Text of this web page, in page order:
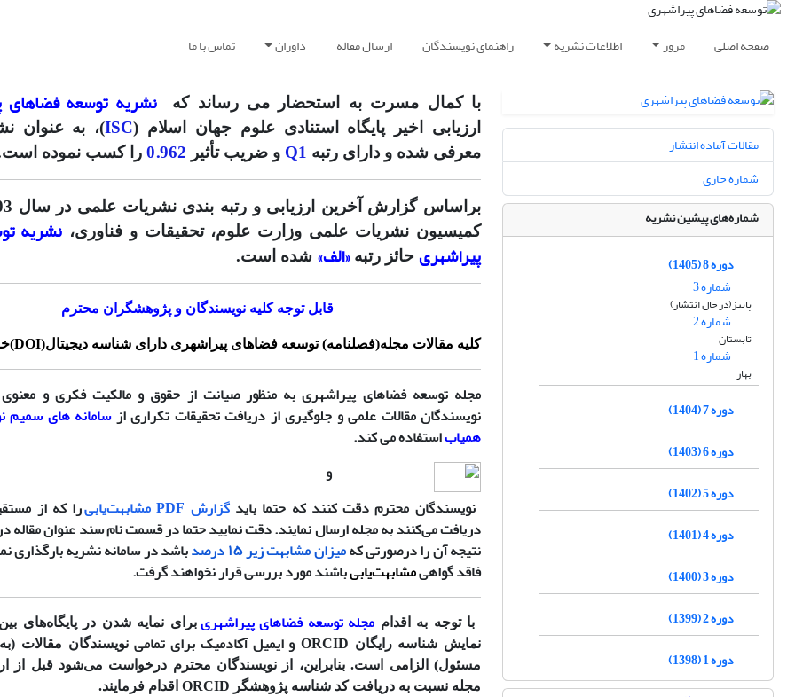
صفحه اصلی مرور اطلاعات نشریه راهنمای نویسندگان ارسال مقاله داوران تماس با ما
مقالات آماده انتشار
شماره جاری
شماره‌های پیشین نشریه
دوره 8 (1405)
شماره 3
پاییز(در حال انتشار)
شماره 2
تابستان
شماره 1
بهار
دوره 7 (1404)
دوره 6 (1403)
دوره 5 (1402)
دوره 4 (1401)
دوره 3 (1400)
دوره 2 (1399)
دوره 1 (1398)
با کمال مسرت به استحضار می رساند که نشریه توسعه فضاهای
ارزیابی اخیر پایگاه استنادی علوم جهان اسلام (ISC)، به عنوان
معرفی شده و دارای رتبه Q1 و ضریب تأثیر 0.962 را کسب نموده
کمیسیون نشریات علمی وزارت علوم، تحقیقات و فناوری،نشریه
پیراشهری حائز رتبه«الف» شده است.
قابل توجه کلیه نویسندگان و پژوهشگران محترم
کلیه مقالات مجله(فصلنامه) توسعه فضاهای پیراشهری دارای شناسه دیجیتال(DOI)خواهند بود.
مجله توسعه فضاهای پیراشهری به منظور صیانت از حقوق و مالکیت فکری و
نویسندگان مقالات علمی و جلوگیری از دریافت تحقیقات تکراری ازسامانه های سمیم
همیاباستفاده می کند.
و
نویسندگان محترم دقت کنند که حتما بایدگزارش PDF مشابهت‌یابی
را که از
دریافت می‌‌کنند به مجله ارسال نمایند. دقت نمایید حتما در قسمت نام سند عنوان
نتیجه آن را درصورتی‌ کهمیزان مشابهت زیر ۱۵ درصد
باشد در سامانه نشریه بارگذاری
فاقد گواهیمشابهت‌یابیباشند مورد بررسی قرار نخواهند گرفت.
با توجه به اقدام مجله توسعه فضاهای پیراشهری برای نمایه شدن در پایگاه‌های
نمایش شناسه رایگان ORCID
و ایمیل آکادمیک برای تمامینویسندگان مقالات
مسئول) الزامی است. بنابراین، از نویسندگان محترم درخواست می‌شود قبل از
مجله نسبت به دریافت کد شناسه پژوهشگر ORCID اقدام فرمایند.